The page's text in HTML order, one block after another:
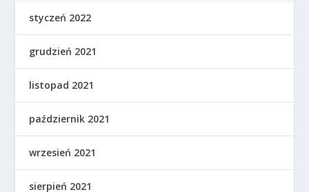
styczeń 2022
grudzień 2021
listopad 2021
październik 2021
wrzesień 2021
sierpień 2021